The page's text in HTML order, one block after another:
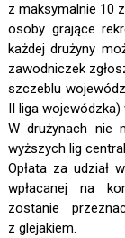
z maksymalnie 10
osoby grające
każdej drużyny
zawodniczek
szczeblu
II liga
W drużynach nie
wyższych lig
Opłata za udział
wpłacanej na
zostanie
z glejakiem.